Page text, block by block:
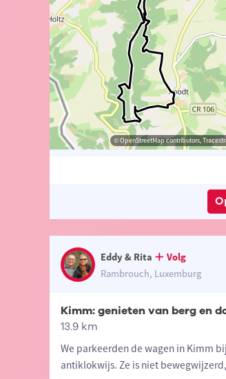
© OpenStreetMap contributors,
© Eddy & Rita ©
Eddy & Rita
Volg
Rambrouch, Luxemburg
Kimm: genieten van berg en
13.9 km
We parkeerden de wagen in Kimm
antiklokwijs. Ze is niet bewegwijzerd,